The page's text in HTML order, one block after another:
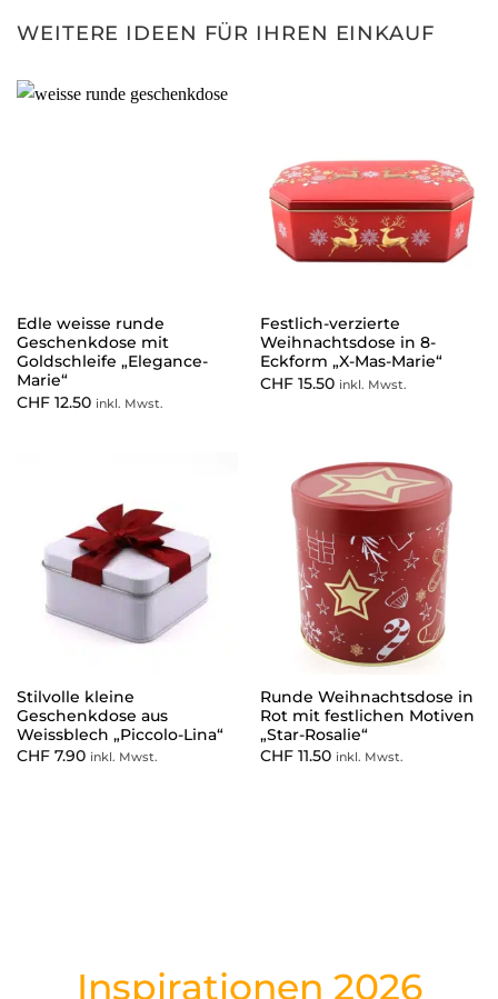
WEITERE IDEEN FÜR IHREN EINKAUF
Edle weisse runde
Geschenkdose mit
Goldschleife „Elegance-
Marie“
CHF12.50 inkl. Mwst.
Festlich-verzierte
Weihnachtsdose in 8-
Eckform „X-Mas-Marie“
CHF15.50 inkl. Mwst.
Stilvolle kleine
Geschenkdose aus
Weissblech „Piccolo-Lina“
CHF7.90 inkl. Mwst.
Runde Weihnachtsdose in
Rot mit festlichen Motiven
„Star-Rosalie“
CHF11.50 inkl. Mwst.
Inspirationen 2026